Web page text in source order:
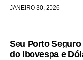
JANEIRO 30, 2026
Seu Porto
do Ibovespa e